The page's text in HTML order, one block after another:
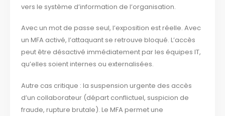
vers le système d’information de l’organisation.
Avec un mot de passe seul, l’exposition est réelle. Avec
un MFA activé, l’attaquant se retrouve bloqué. L’accès
peut être désactivé immédiatement par les équipes IT,
qu’elles soient internes ou externalisées.
Autre cas critique : la suspension urgente des accès
d’un collaborateur (départ conflictuel, suspicion de
fraude, rupture brutale). Le MFA permet une